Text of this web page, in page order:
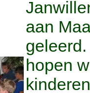
aan
hopen